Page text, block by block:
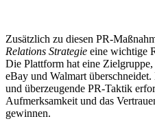
Zusätzlich zu diesen PR-
Relations Strategie eine wichtige
Die Plattform hat eine
eBay und Walmart
und überzeugende PR-Taktik
Aufmerksamkeit und das
gewinnen.